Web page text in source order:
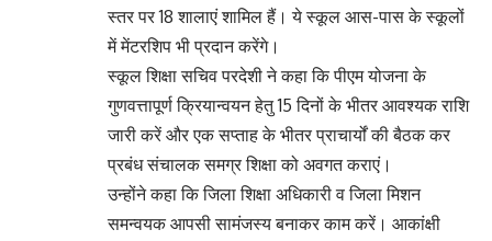
स्तर पर 18 शालाएं शामिल हैं। ये स्कूल आस-पास के स्कूलों
में मेंटरशिप भी प्रदान करेंगे।
स्कूल शिक्षा सचिव परदेशी ने कहा कि पीएम योजना के
गुणवत्तापूर्ण क्रियान्वयन हेतु 15 दिनों के भीतर आवश्यक राशि
जारी करें और एक सप्ताह के भीतर प्राचार्यों की बैठक कर
प्रबंध संचालक समग्र शिक्षा को अवगत कराएं।
उन्होंने कहा कि जिला शिक्षा अधिकारी व जिला मिशन
समन्वयक आपसी सामंजस्य बनाकर काम करें। आकांक्षी